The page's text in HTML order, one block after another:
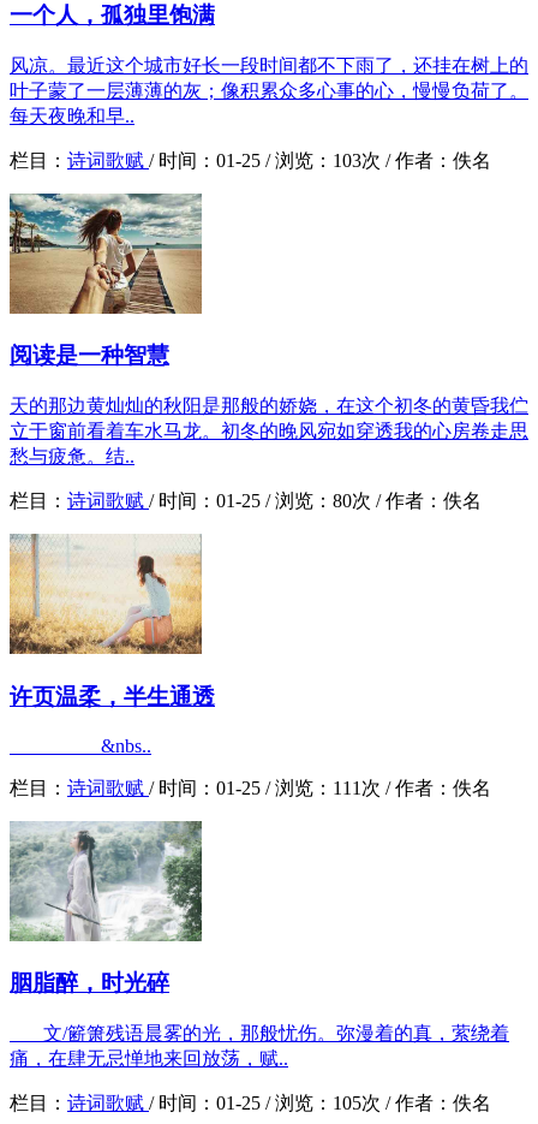
一个人，孤独里饱满
风凉。最近这个城市好长一段时间都不下雨了，还挂在树上的
叶子蒙了一层薄薄的灰；像积累众多心事的心，慢慢负荷了。
每天夜晚和早..
栏目： 诗词歌赋 / 时间： 01-25 /浏览： 103次 /作者： 佚名
阅读是一种智慧
天的那边黄灿灿的秋阳是那般的娇娆，在这个初冬的黄昏我伫
立于窗前看着车水马龙。初冬的晚风宛如穿透我的心房卷走思
愁与疲惫。结..
栏目： 诗词歌赋 / 时间： 01-25 /浏览： 80次 /作者： 佚名
许页温柔，半生通透
&nbs..
栏目： 诗词歌赋 / 时间： 01-25 /浏览： 111次 /作者： 佚名
胭脂醉，时光碎
文/簖箫残语晨雾的光，那般忧伤。弥漫着的真，萦绕着
痛，在肆无忌惮地来回放荡，赋..
栏目： 诗词歌赋 / 时间： 01-25 /浏览： 105次 /作者： 佚名